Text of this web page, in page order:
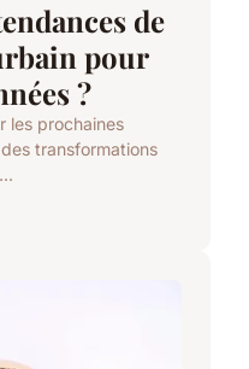
de
pour
?
les prochaines
transformations